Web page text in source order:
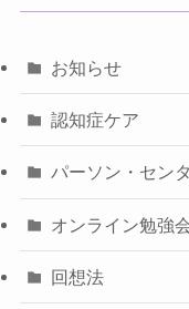
お知らせ
認知症ケア
パーソン・セン
オンライン勉強
回想法